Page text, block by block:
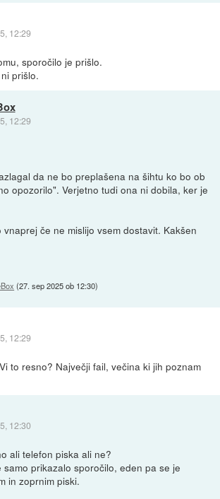
12:29
sporočilo je prišlo.
prišlo.
12:29
da ne bo preplašena na šihtu ko bo ob
opozorilo". Verjetno tudi ona ni dobila, ker je
če ne mislijo vsem dostavit. Kakšen
(27. sep 2025 ob 12:30)
12:29
to resno? Največji fail, večina ki jih poznam
12:30
ali telefon piska ali ne?
prikazalo sporočilo, eden pa se je
in zoprnim piski.